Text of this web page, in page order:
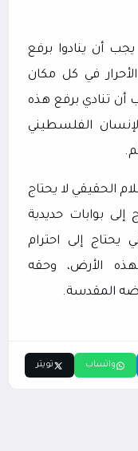
أن ينادوا برفع
في كل مكان
أن تنادي برفع هذه
الفلسطيني
الحقيقي لا يحتاج
بوابات حديدية
يحتاج إلى احترام
الأرض، وحقه
المقدسة.
واتساب تويتر